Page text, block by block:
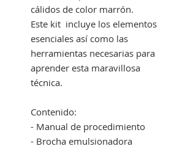
cálidos de color marrón.
Este kit incluye los elementos
esenciales así como las
herramientas necesarias para
aprender esta maravillosa
técnica.
Contenido:
- Manual de procedimiento
- Brocha emulsionadora